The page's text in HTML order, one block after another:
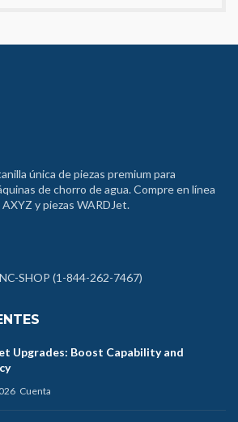
única de piezas premium para
de chorro de agua. Compre en línea
y piezas WARDJet.
SHOP (1-844-262-7467)
Upgrades: Boost Capability and
Cuenta